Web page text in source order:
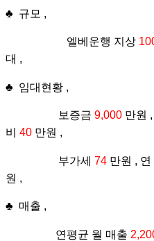
♣ 규모 ,
엘베운행 지상
대 ,
♣ 임대현황 ,
보증금 9,000 만원
비 40 만원 ,
부가세 74 만원 ,
원 ,
♣ 매출 ,
연평균 월 매출